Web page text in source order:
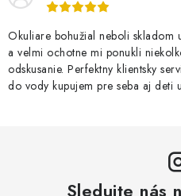
Okuliare bohužial neboli
a velmi ochotne mi ponukli
odskusanie. Perfektny klientsky
do vody kupujem pre seba aj deti
Sledujte nás